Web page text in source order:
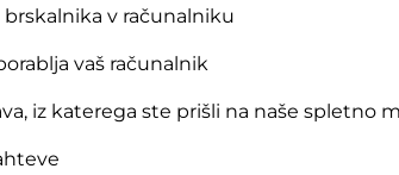
brskalnika v računalniku
vaš računalnik
iz katerega ste prišli na naše spletno